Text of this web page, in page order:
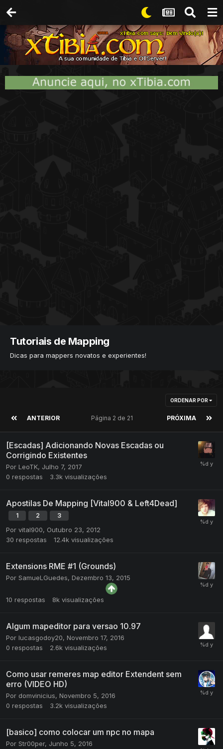
Tutoriais de Mapping
Dicas para mappers novatos e experientes!
ORDENAR POR
ANTERIOR PRÓXIMA
Página 2 de 21
[Escadas] Adicionando Novas Escadas ou
Corrigindo Existentes
Por LeoTK, Julho 7, 2017
0 respostas 3.3k visualizações
Apostilas De Mapping [Vital900 & Left4Dead]
1 2 3
Por vital900, Outubro 23, 2012
30 respostas 12.4k visualizações
Extensions RME #1 (Grounds)
Por SamueLGuedes, Dezembro 13, 2015
10 respostas 8k visualizações
Algum mapeditor para versao 10.97
Por lucasgodoy20, Novembro 17, 2016
0 respostas 2.6k visualizações
Como usar remeres map editor Extendent sem
erro (VIDEO HD)
Por domvinicius, Novembro 5, 2016
0 respostas 3.2k visualizações
[basico] como colocar um npc no mapa
Por Str00per, Junho 5, 2016